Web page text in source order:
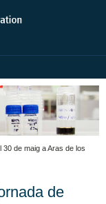
de maig a Aras de los
de